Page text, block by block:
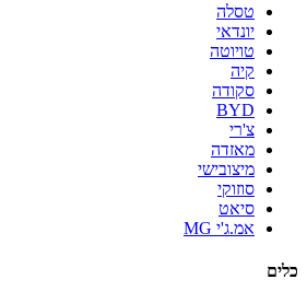
טסלה
יונדאי
טויוטה
קיה
סקודה
BYD
צ'רי
מאזדה
מיצובישי
סוזוקי
סיאט
אמ.ג'י MG
כלים